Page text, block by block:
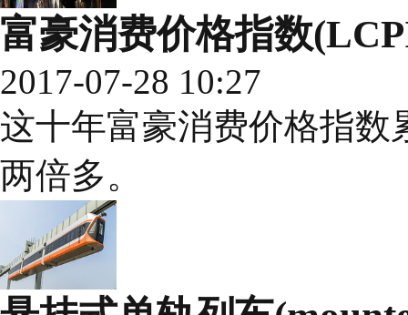
富豪消费价格指数
2017-07-28 10:27
这十年富豪消费价格指数
两倍多。